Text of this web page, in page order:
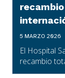
5 MARZO 2026
El Hospital
recambio